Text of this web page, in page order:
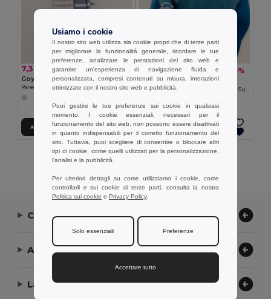
7,30 €
Goya 52058
Pareo in Cotone Riciclato Senza Spugna ZUMEL
Aggiungi al carrello
10,80 €16,73 € -35%
Goya 36082
Pareo Eccellente con Asciugamano, Superfunzionale MAUI
Aggiungi al carrello
Visualizzazione Di Tutti I Prodotti.
Contattaci
Aiuto or Assistenza
La nostra azienda
Usiamo i cookie
Il nostro sito web utilizza sia cookie propri che di terze parti
per migliorare la funzionalità generale, ricordare le tue
preferenze, analizzare le prestazioni del sito web e
garantire un'esperienza di navigazione fluida e
personalizzata, compresi contenuti su misura, interazioni
ottimizzate con il nostro sito web e pubblicità.
Puoi gestire le tue preferenze sui cookie in qualsiasi
momento. I cookie essenziali, necessari per il
funzionamento del sito web, non possono essere disattivati
in quanto indispensabili per il corretto funzionamento del
sito. Tuttavia, puoi scegliere di consentire o bloccare altri
tipi di cookie, come quelli utilizzati per la personalizzazione,
l'analisi e la pubblicità.
Per ulteriori dettagli su come utilizziamo i cookie, come
controllarli e sui cookie di terze parti, consulta la nostra
Politica sui cookie e Privacy Policy.
Solo essenziali Preferenze
Accettare tutto